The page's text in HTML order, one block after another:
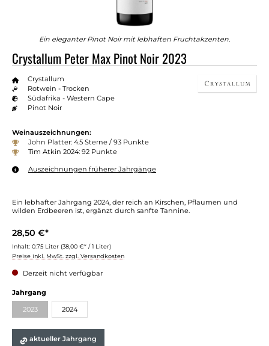
Ein eleganter Pinot Noir mit lebhaften Fruchtakzenten.
Crystallum Peter Max Pinot Noir 2023
Crystallum
Rotwein - Trocken
Südafrika - Western Cape
Pinot Noir
Weinauszeichnungen:
John Platter: 4.5 Sterne / 93 Punkte
Tim Atkin 2024: 92 Punkte
Auszeichnungen früherer Jahrgänge
Ein lebhafter Jahrgang 2024, der reich an Kirschen, Pflaumen und
wilden Erdbeeren ist, ergänzt durch sanfte Tannine.
28,50 €*
Inhalt: 0.75 Liter (38,00 €* / 1 Liter)
Preise inkl. MwSt. zzgl. Versandkosten
Derzeit nicht verfügbar
Jahrgang
2023 2024
aktueller Jahrgang